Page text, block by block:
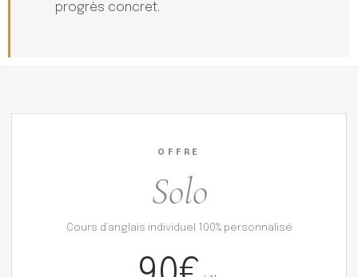
progrès concret.
OFFRE
Solo
Cours d’anglais individuel 100% personnalisé